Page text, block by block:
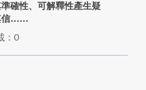
確性、可解釋性產生疑
...
：0